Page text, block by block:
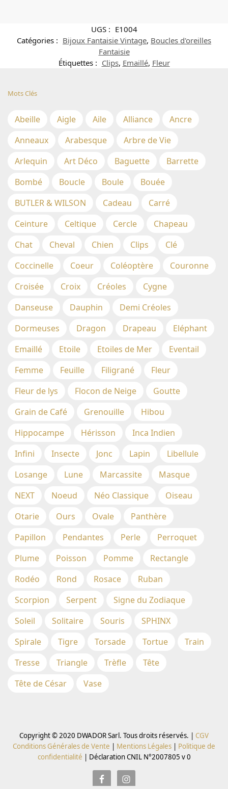
UGS : E1004
Catégories : Bijoux Fantaisie Vintage, Boucles d'oreilles
Fantaisie
Étiquettes : Clips, Emaillé, Fleur
Mots Clés
Abeille Aigle Aile Alliance
Ancre
Anneaux
Arabesque
Arbre de Vie
Arlequin
Art Déco Baguette
Barrette
Bombé
Boucle Boule
Bouée
BUTLER & WILSON
Cadeau
Carré
Ceinture
Celtique Cercle
Chapeau
Chat
Cheval Chien Clips
Clé
Coccinelle
Coeur Coléoptère
Couronne
Croisée
Croix Créoles
Cygne
Danseuse
Dauphin
Demi Créoles
Dormeuses
Dragon Drapeau
Eléphant
Emaillé
Etoile Etoiles de Mer
Eventail
Femme
Feuille Filigrané
Fleur
Fleur de lys
Flocon de Neige
Goutte
Grain de Café
Grenouille
Hibou
Hippocampe
Hérisson
Inca Indien
Infini
Insecte Jonc Lapin
Libellule
Losange
Lune Marcassite
Masque
NEXT
Noeud Néo Classique
Oiseau
Otarie
Ours Ovale
Panthère
Papillon
Pendantes Perle
Perroquet
Plume
Poisson Pomme
Rectangle
Rodéo
Rond Rosace
Ruban
Scorpion
Serpent
Signe du Zodiaque
Soleil
Solitaire Souris
SPHINX
Spirale
Tigre Torsade Tortue
Train
Tresse
Triangle Trèfle
Tête
Tête de César
Vase
Copyright © 2020 DWADOR Sarl. Tous droits réservés. | CGV
Conditions Générales de Vente | Mentions Légales | Politique de
confidentialité | Déclaration CNIL N°2007805 v 0